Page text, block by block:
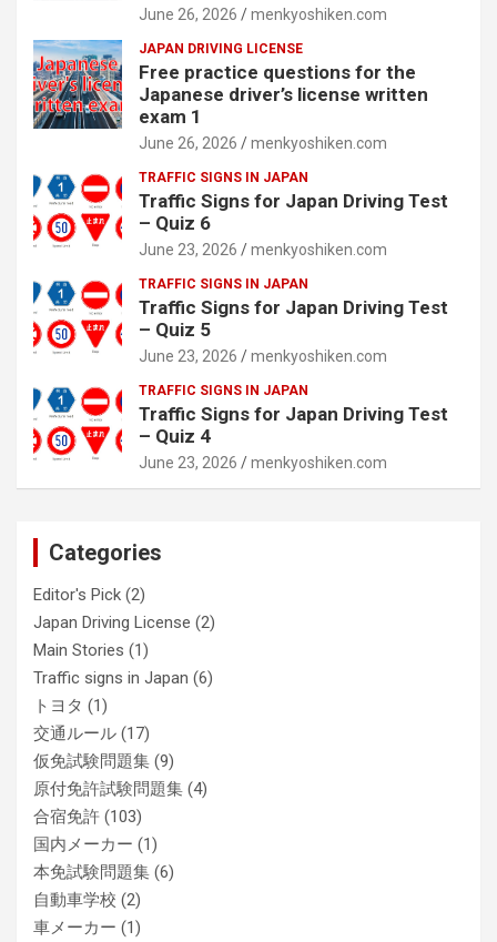
June 26, 2026 menkyoshiken.com
JAPAN DRIVING LICENSE
Free practice questions for the
Japanese driver’s license written
exam 1
June 26, 2026 menkyoshiken.com
TRAFFIC SIGNS IN JAPAN
Traffic Signs for Japan Driving Test
– Quiz 6
June 23, 2026 menkyoshiken.com
TRAFFIC SIGNS IN JAPAN
Traffic Signs for Japan Driving Test
– Quiz 5
June 23, 2026 menkyoshiken.com
TRAFFIC SIGNS IN JAPAN
Traffic Signs for Japan Driving Test
– Quiz 4
June 23, 2026 menkyoshiken.com
Categories
Editor's Pick (2)
Japan Driving License (2)
Main Stories (1)
Traffic signs in Japan (6)
トヨタ (1)
交通ルール (17)
仮免試験問題集 (9)
原付免許試験問題集 (4)
合宿免許 (103)
国内メーカー (1)
本免試験問題集 (6)
自動車学校 (2)
車メーカー (1)